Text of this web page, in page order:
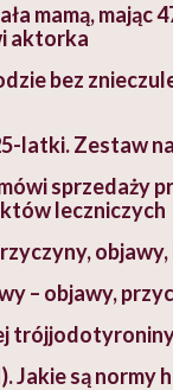
mamą,
aktorka
bez
latki. Zestaw
sprzedaży
leczniczych
– objawy,
Jakie są normy